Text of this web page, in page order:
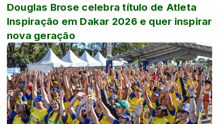
Douglas Brose celebra título de Atleta
Inspiração em Dakar 2026 e quer inspirar
nova geração